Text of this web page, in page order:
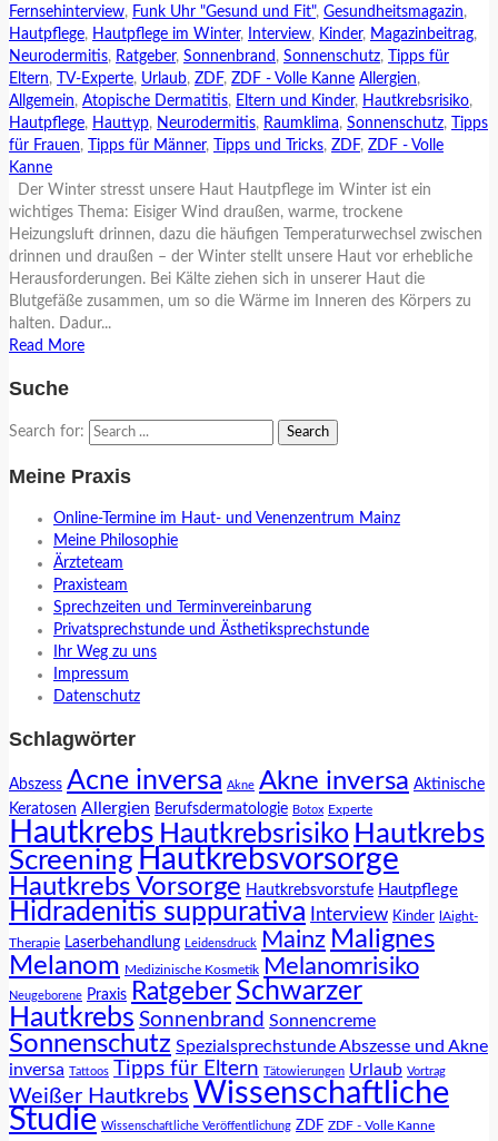
Fernsehinterview, Funk Uhr "Gesund und Fit", Gesundheitsmagazin,
Hautpflege, Hautpflege im Winter, Interview, Kinder, Magazinbeitrag,
Neurodermitis, Ratgeber, Sonnenbrand , Sonnenschutz,
Tipps für
Eltern, TV-Experte, Urlaub, ZDF, ZDF - Volle Kanne Allergien,
Allgemein, Atopische Dermatitis, Eltern und Kinder, Hautkrebsrisiko,
Hautpflege, Hauttyp, Neurodermitis, Raumklima, Sonnenschutz,
Tipps
für Frauen, Tipps für Männer, Tipps und Tricks, ZDF, ZDF - Volle
Kanne
Der Winter stresst unsere Haut Hautpflege im Winter ist ein
wichtiges Thema: Eisiger Wind draußen, warme, trockene
Heizungsluft drinnen, dazu die häufigen Temperaturwechsel zwischen
drinnen und draußen – der Winter stellt unsere Haut vor erhebliche
Herausforderungen. Bei Kälte ziehen sich in unserer Haut die
Blutgefäße zusammen, um so die Wärme im Inneren des Körpers zu
halten. Dadur...
Read More
Suche
Search for:
Meine Praxis
Online-Termine im Haut- und Venenzentrum Mainz
Meine Philosophie
Ärzteteam
Praxisteam
Sprechzeiten und Terminvereinbarung
Privatsprechstunde und Ästhetiksprechstunde
Ihr Weg zu uns
Impressum
Datenschutz
Schlagwörter
Abszess Acne inversa Akne Akne inversa Aktinische
Keratosen Allergien Berufsdermatologie Botox Experte
Hautkrebs Hautkrebsrisiko Hautkrebs
Screening Hautkrebsvorsorge
Hautkrebs Vorsorge Hautkrebsvorstufe Hautpflege
Hidradenitis suppurativa Interview Kinder lAight-
Therapie Laserbehandlung Leidensdruck Mainz Malignes
Melanom Medizinische Kosmetik Melanomrisiko
Neugeborene Praxis Ratgeber Schwarzer
Hautkrebs Sonnenbrand Sonnencreme
Sonnenschutz Spezialsprechstunde Abszesse und Akne
inversa Tattoos Tipps für Eltern Tätowierungen Urlaub Vortrag
Weißer Hautkrebs Wissenschaftliche
Studie Wissenschaftliche Veröffentlichung ZDF ZDF - Volle Kanne